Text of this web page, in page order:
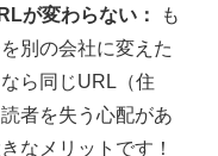
が変わらない：
も
別の会社に変えた
ら同じURL（住
者を失う心配があ
なメリットです！